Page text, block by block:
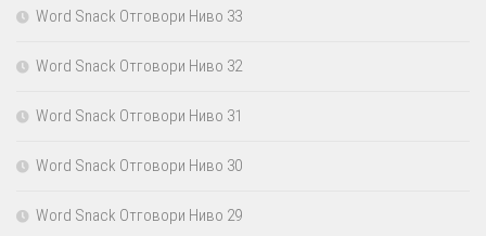
Word Snack Отговори Ниво 33
Word Snack Отговори Ниво 32
Word Snack Отговори Ниво 31
Word Snack Отговори Ниво 30
Word Snack Отговори Ниво 29